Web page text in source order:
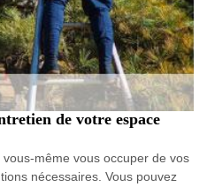
de votre espace
même vous occuper de vos
nécessaires. Vous pouvez